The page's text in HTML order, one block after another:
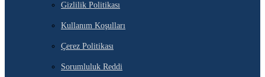
Gizlilik Politikası
Kullanım Koşulları
Çerez Politikası
Sorumluluk Reddi